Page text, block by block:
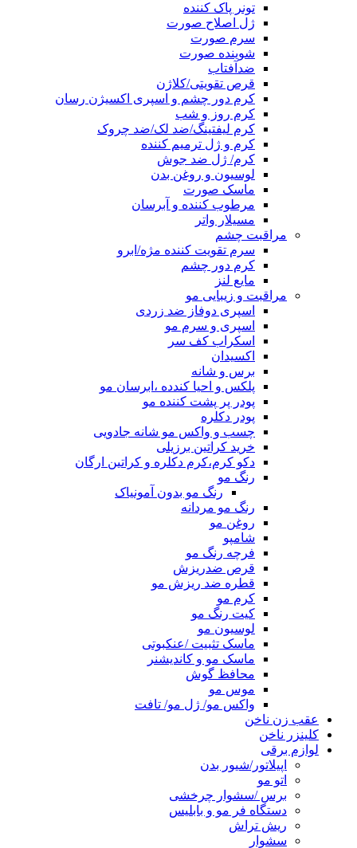
تونر پاک کننده
ژل اصلاح صورت
سرم صورت
شوینده صورت
ضدآفتاب
قرص تقویتی/کلاژن
کرم دور چشم و اسپری اکسیژن رسان
کرم روز و شب
کرم لیفتینگ/ضد لک/ضد چروک
کرم و ژل ترمیم کننده
کرم/ ژل ضد جوش
لوسیون و روغن بدن
ماسک صورت
مرطوب کننده و آبرسان
مسیلار واتر
مراقبت چشم
سرم تقویت کننده مژه/ابرو
کرم دور چشم
مایع لنز
مراقبت و زیبایی مو
اسپری دوفاز ضد زردی
اسپری و سرم مو
اسکراب کف سر
اکسیدان
برس و شانه
پلکس و احیا کندده ،ابرسان مو
پودر پر پشت کننده مو
پودر دکلره
چسب و واکس مو شانه جادویی
خرید کراتین برزیلی
دکو کرم،کرم دکلره و کراتین ارگان
رنگ مو
رنگ مو بدون آمونیاک
رنگ مو مردانه
روغن مو
شامپو
فرچه رنگ مو
قرص ضدریزش
قطره ضد ریزش مو
کرم مو
کیت رنگ مو
لوسیون مو
ماسک تثبیت /عنکبوتی
ماسک مو و کاندیشنر
محافظ گوش
موس مو
واکس مو/ ژل مو/ تافت
عقب زن ناخن
کلینزر ناخن
لوازم برقی
اپیلاتور/شیور بدن
اتو مو
برس /سشوار چرخشی
دستگاه فر مو و بابلیس
ریش تراش
سشوار